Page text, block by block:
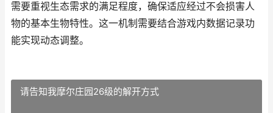
需要重视生态需求的满足程度，确保适应经过不会损害人
物的基本生物特性。这一机制需要结合游戏内数据记录功
能实现动态调整。
请告知我摩尔庄园26级的解开方式